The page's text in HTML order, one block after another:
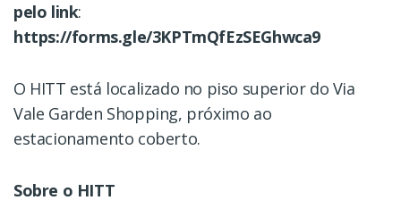
pelo link:
https://forms.gle/3KPTmQfEzSEGhwca9
O HITT está localizado no piso superior do Via
Vale Garden Shopping, próximo ao
estacionamento coberto.
Sobre o HITT